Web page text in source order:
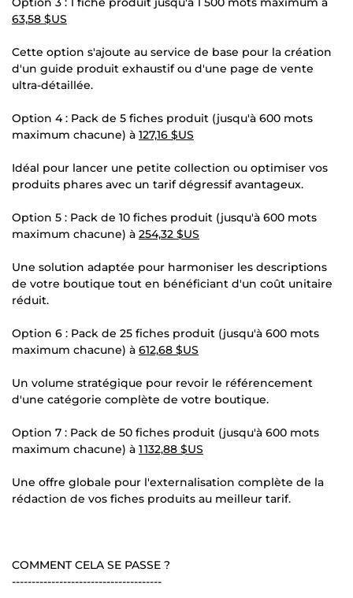
63,58 $US
Cette option s'ajoute au service de base pour la création
d'un guide produit exhaustif ou d'une page de vente
ultra-détaillée.
Option 4 : Pack de 5 fiches produit (jusqu'à 600 mots
maximum chacune) à 127,16 $US
Idéal pour lancer une petite collection ou optimiser vos
produits phares avec un tarif dégressif avantageux.
Option 5 : Pack de 10 fiches produit (jusqu'à 600 mots
maximum chacune) à 254,32 $US
Une solution adaptée pour harmoniser les descriptions
de votre boutique tout en bénéficiant d'un coût unitaire
réduit.
Option 6 : Pack de 25 fiches produit (jusqu'à 600 mots
maximum chacune) à 612,68 $US
Un volume stratégique pour revoir le référencement
d'une catégorie complète de votre boutique.
Option 7 : Pack de 50 fiches produit (jusqu'à 600 mots
maximum chacune) à 1 132,88 $US
Une offre globale pour l'externalisation complète de la
rédaction de vos fiches produits au meilleur tarif.
COMMENT CELA SE PASSE ?
--------------------------------------